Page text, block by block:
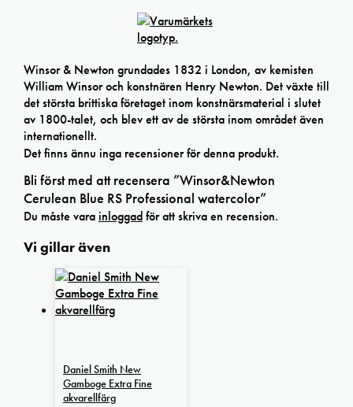
Winsor & Newton grundades 1832 i London, av kemisten
William Winsor och konstnären Henry Newton. Det växte till
det största brittiska företaget inom konstnärsmaterial i slutet
av 1800-talet, och blev ett av de största inom området även
internationellt.
Det finns ännu inga recensioner för denna produkt.
Bli först med att recensera ”Winsor&Newton
Cerulean Blue RS Professional watercolor”
Du måste varainloggadför att skriva en recension.
Vi gillar även
Daniel Smith New
Gamboge Extra Fine
akvarellfärg